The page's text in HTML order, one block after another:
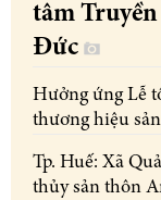
tâm
Đức
Hưởng ứng Lễ
thương hiệu
Tp. Huế: Xã
thủy sản thôn